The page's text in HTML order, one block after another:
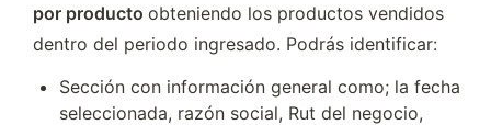
por producto obteniendo los productos vendidos
dentro del periodo ingresado. Podrás identificar:
Sección con información general como; la fecha
seleccionada, razón social, Rut del negocio,